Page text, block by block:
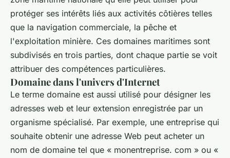
protéger ses intérêts liés aux activités côtières telles
que la navigation commerciale, la pêche et
l'exploitation minière. Ces domaines maritimes sont
subdivisés en trois parties, dont chaque partie se voit
attribuer des compétences particulières.
Domaine dans l'univers d'Internet
Le terme domaine est aussi utilisé pour désigner les
adresses web et leur extension enregistrée par un
organisme spécialisé. Par exemple, une entreprise qui
souhaite obtenir une adresse Web peut acheter un
nom de domaine tel que « monentreprise. com » ou «